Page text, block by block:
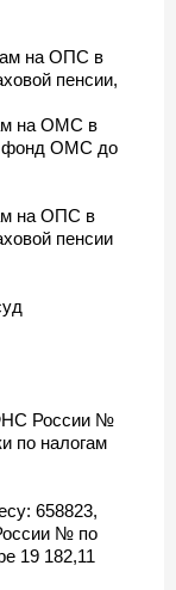
на ОПС в
пенсии,
на ОМС в
фонд ОМС до
на ОПС в
пенсии
России №
по налогам
658823,
№ по
19 182,11